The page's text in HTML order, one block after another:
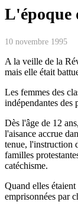
L'époque
10 novembre 1995
A la veille de la
mais elle était
Les femmes des
indépendantes des
Dès l'âge de 12
l'aisance accrue
tenue, l'instruction
familles
catéchisme.
Quand elles
emprisonnées par